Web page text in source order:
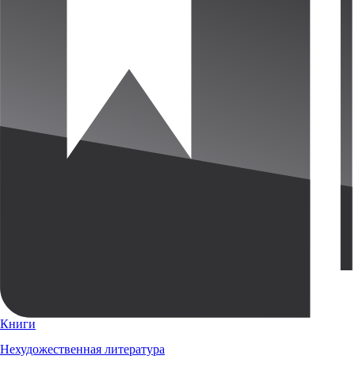
Книги
Нехудожественная литература